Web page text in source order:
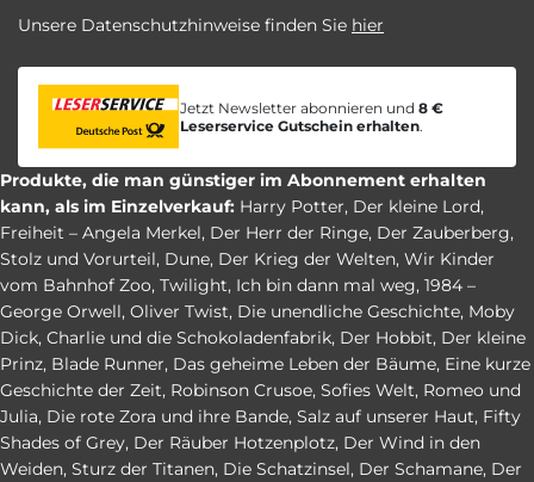
Unsere Datenschutzhinweise finden Sie hier
Jetzt Newsletter abonnieren und 8 €
Leserservice Gutschein erhalten.
Produkte, die man günstiger im Abonnement erhalten
kann, als im Einzelverkauf: Harry Potter, Der kleine Lord,
Freiheit – Angela Merkel, Der Herr der Ringe, Der Zauberberg,
Stolz und Vorurteil, Dune, Der Krieg der Welten, Wir Kinder
vom Bahnhof Zoo, Twilight, Ich bin dann mal weg, 1984 –
George Orwell, Oliver Twist, Die unendliche Geschichte, Moby
Dick, Charlie und die Schokoladenfabrik, Der Hobbit, Der kleine
Prinz, Blade Runner, Das geheime Leben der Bäume, Eine kurze
Geschichte der Zeit, Robinson Crusoe, Sofies Welt, Romeo und
Julia, Die rote Zora und ihre Bande, Salz auf unserer Haut, Fifty
Shades of Grey, Der Räuber Hotzenplotz, Der Wind in den
Weiden, Sturz der Titanen, Die Schatzinsel, Der Schamane, Der